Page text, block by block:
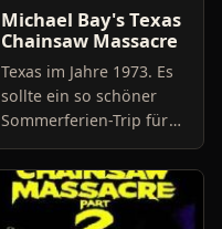
Michael Bay's Texas
Chainsaw Massacre
Texas im Jahre 1973. Es
sollte ein so schöner
Sommerferien-Trip für
die 5 jungen Leute
werden: Nach ein paar
Tagen Aufenthalt in
Mexiko mit dem Van